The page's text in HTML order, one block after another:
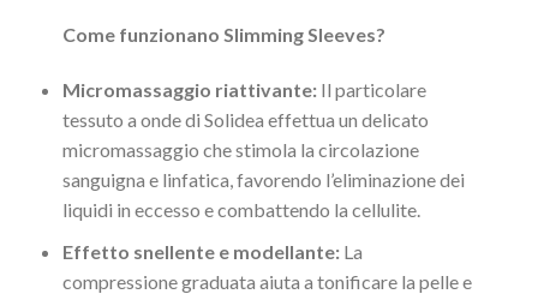
Come funzionano Slimming Sleeves?
Micromassaggio riattivante:Il particolare
tessuto a onde di Solidea effettua un delicato
micromassaggio che stimola la circolazione
sanguigna e linfatica, favorendo l’eliminazione dei
liquidi in eccesso e combattendo la cellulite.
Effetto snellente e modellante:La
compressione graduata aiuta a tonificare la pelle e